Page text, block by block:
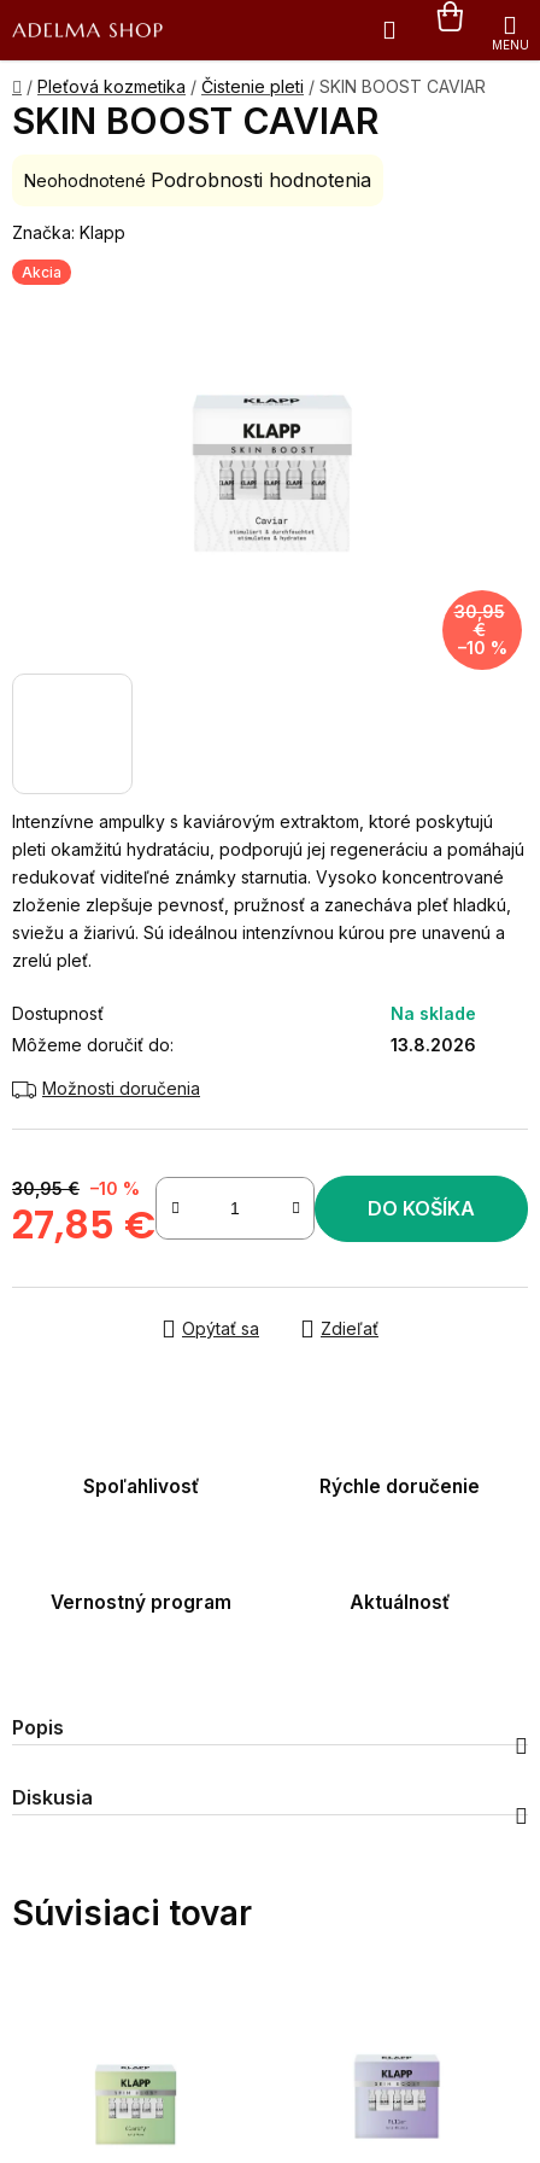
na
obsah
Hľadať
KOŠÍK
Domov
/ Pleťová kozmetika / Čistenie pleti / SKIN BOOST CAVIAR
Intenzívne ampulky s kaviárovým extraktom, ktoré poskytujú
pleti okamžitú hydratáciu, podporujú jej regeneráciu a pomáhajú
redukovať viditeľné známky starnutia. Vysoko koncentrované
zloženie zlepšuje pevnosť, pružnosť a zanecháva pleť hladkú,
sviežu a žiarivú. Sú ideálnou intenzívnou kúrou pre unavenú a
zrelú pleť.
Dostupnosť
Na sklade
Môžeme doručiť do:
13.8.2026
Možnosti doručenia
30,95 € –10 %
27,85 € DO KOŠÍKA
Opýtať sa Zdieľať
SKIN BOOST CAVIAR
Priemerné
produktu
je
0,0
Neohodnotené Podrobnosti hodnotenia
Značka: Klapp
Akcia
30,95
€
–10 %
Spoľahlivosť Rýchle doručenie
Vernostný program Aktuálnosť
Popis
Diskusia
Súvisiaci tovar